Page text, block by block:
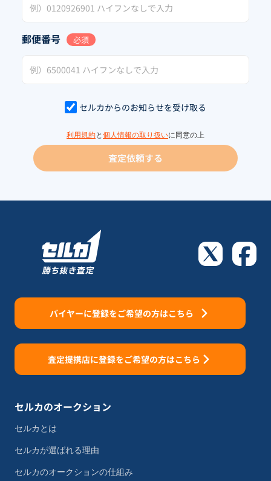
郵便番号 必須
セルカからのお知らせを受け取る
利用規約と 個人情報の取り扱いに同意の上
査定依頼する
バイヤーに登録をご希望の方はこちら
査定提携店に登録をご希望の方はこちら
セルカのオークション
セルカとは
セルカが選ばれる理由
セルカのオークションの仕組み